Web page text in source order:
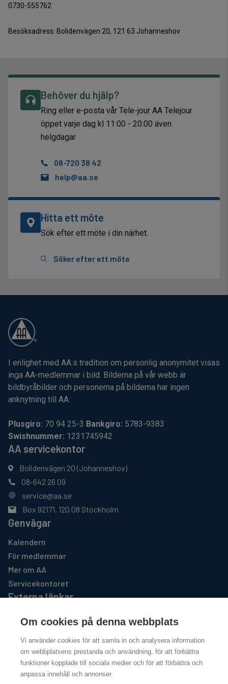
0730-555762
Besöksadress: Bolidenvägen 20, 121 63 Johanneshov
Behöver du hjälp?
Ring eller e-posta vår Tele-jour AA Telejour
öppet varje dag kl 11:00 - 20:00 även
helgdagar
08-720 38 42
help@aa.se
Hitta ett möte
Sök efter ett möte i din närhet.
Söker efter ett möte
I enlighet med AA:s tradition om personlig anonymitet visas
inga AA-medlemmar i bild. Bilderna på vår webb är
bildbyråbilder och personerna på bilderna har ingen
anknytning till AA.
Plusgiro: 70 94 25-3 Bankgiro: 5783-9383
Swishnummer: 1231745942
AA servicekontor
Bolidenvägen 20 (Johanneshov)
08-642 26 09
service@aa.se
Box 92171, 120 08 Stockholm
Genvägar
Kalendern
För medlemmar
Mer om AA
Servicekontoret
Externa länkar
AA GSO USA
Al-Anon Familjegrupper
http://www.al-anon.se
Om cookies på denna webbplats
Vi använder cookies för att samla in och analysera information
om webbplatsens prestanda och användning, för att förbättra
funktioner kopplade till sociala medier och för att förbättra och
anpassa innehåll och annonser.